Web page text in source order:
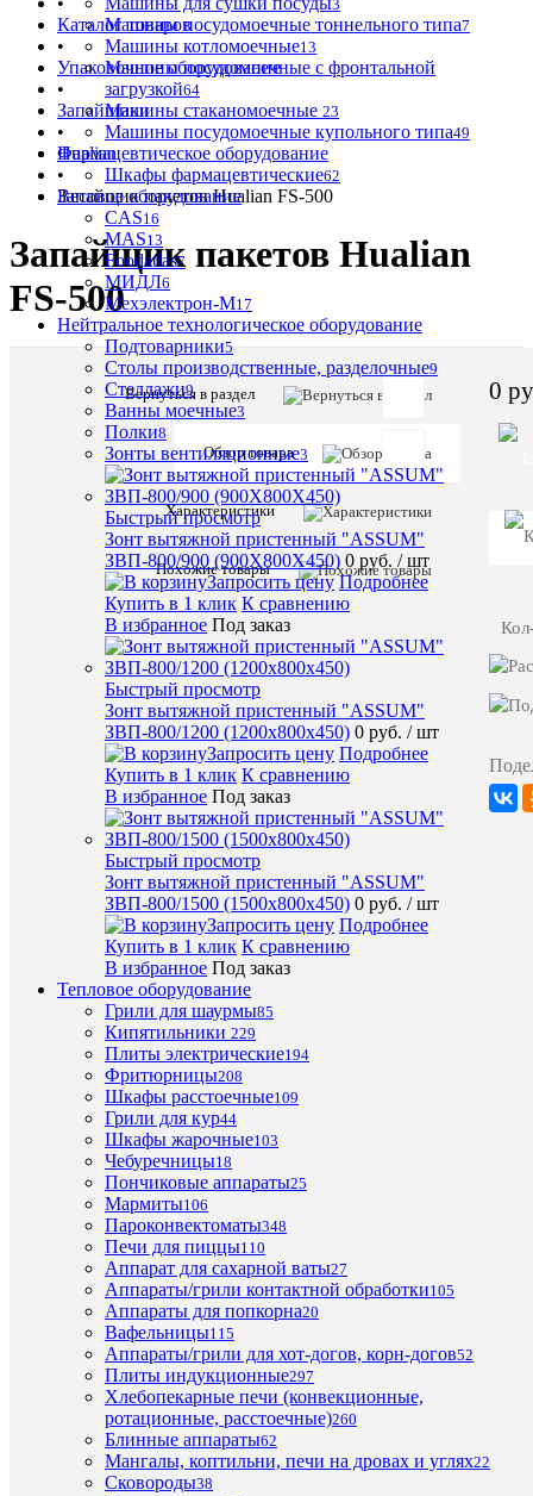
3
Машины посудомоечные тоннельного типа7
Машины котломоечные13
Машины посудомоечные с фронтальной
загрузкой64
Машины стаканомоечные 23
Машины посудомоечные купольного типа49
Фармацевтическое оборудование
Шкафы фармацевтические62
Весовое оборудование
CAS16
MAS13
Foodatlas7
МИДЛ6
Мехэлектрон-М17
Нейтральное технологическое оборудование
Подтоварники5
Столы производственные, разделочные9
Стеллажи9
Ванны моечные3
Полки8
Зонты вентиляционные3
Быстрый просмотр
Зонт вытяжной пристенный "ASSUM"
ЗВП-800/900 (900Х800Х450) 0 руб. / шт
Запросить цену Подробнее
Купить в 1 клик К сравнению
В избранное Под заказ
Быстрый просмотр
Зонт вытяжной пристенный "ASSUM"
ЗВП-800/1200 (1200х800х450) 0 руб. / шт
Запросить цену Подробнее
Купить в 1 клик К сравнению
В избранное Под заказ
Быстрый просмотр
Зонт вытяжной пристенный "ASSUM"
ЗВП-800/1500 (1500х800х450) 0 руб. / шт
Запросить цену Подробнее
Купить в 1 клик К сравнению
В избранное Под заказ
Тепловое оборудование
Грили для шаурмы85
Кипятильники 229
Плиты электрические194
Фритюрницы208
Шкафы расстоечные109
Грили для кур44
Шкафы жарочные103
Чебуречницы18
Пончиковые аппараты25
Мармиты106
Пароконвектоматы348
Печи для пиццы110
Аппарат для сахарной ваты27
Аппараты/грили контактной обработки105
Аппараты для попкорна20
Вафельницы115
Аппараты/грили для хот-догов, корн-догов52
Плиты индукционные297
Хлебопекарные печи (конвекционные,
ротационные, расстоечные)260
Блинные аппараты62
Мангалы, коптильни, печи на дровах и углях22
Сковороды38
Каталог товаров
•
Упаковочное оборудование
•
Запайщики
•
Hualian
•
Запайщик пакетов Hualian FS-500
Запайщик пакетов Hualian
FS-500
Вернуться в раздел
Обзор товара
Характеристики
Похожие товары
Установка
Hualian
0,8
7,5
пакетов
0